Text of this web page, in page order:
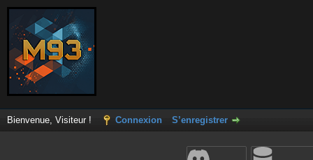
Bienvenue, Visiteur ! Connexion S’enregistrer